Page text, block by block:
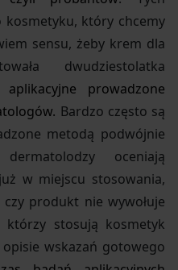
który chcemy
sensu, żeby krem dla
dwudziestolatka
prowadzone
Bardzo często są
metodą podwójnie
oceniają
w miejscu stosowania,
czy produkt nie wywołuje
którzy stosują kosmetyk
wskazań gotowego